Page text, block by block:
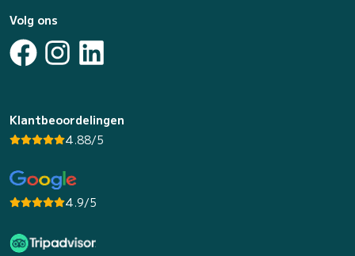
Volg ons
Klantbeoordelingen
4.88/5
4.9/5